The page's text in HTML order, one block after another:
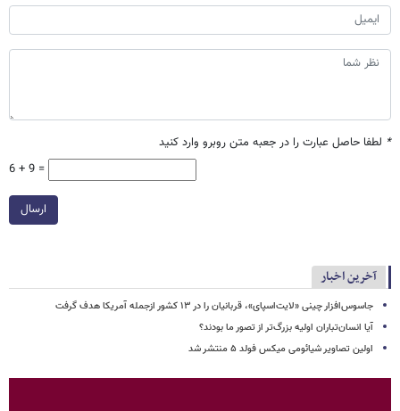
* لطفا حاصل عبارت را در جعبه متن روبرو وارد کنید
6 + 9 =
ارسال
آخرین اخبار
جاسوس‌افزار چینی «لایت‌اسپای»، قربانیان را در ۱۳ کشور ازجمله آمریکا هدف گرفت
آیا انسان‌تباران اولیه بزرگ‌تر از تصور ما بودند؟
اولین تصاویر شیائومی میکس فولد ۵ منتشر شد